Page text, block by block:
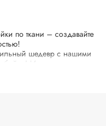
по ткани – создавайте
шедевр с нашими
Идеально
сумок, скатертей
гарантируют